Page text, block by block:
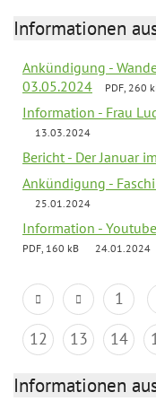
Informationen
Ankündigung -
03.05.2024
PDF, 260
Information - Frau
13.03.2024
Bericht - Der Januar
Ankündigung -
25.01.2024
Information -
PDF, 160 kB 24.01.2024
1
12
13 14
Informationen